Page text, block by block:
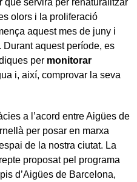
que servirà per renaturalitzar
olors i la proliferació
aquest mes de juny i
. Durant aquest període, es
per monitorar
i, així, comprovar la seva
a l’acord entre Aigües de
per posar en marxa
de la nostra ciutat. La
proposat pel programa
d’Aigües de Barcelona,